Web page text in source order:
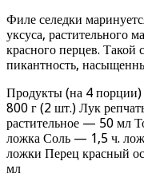
Филе селедки
уксуса, растительного
красного перцев. Такой
пикантность,
Продукты (на 4
800 г (2 шт.) Лук
растительное — 50 мл
ложка Соль — 1,5 ч.
ложки Перец красный
мл